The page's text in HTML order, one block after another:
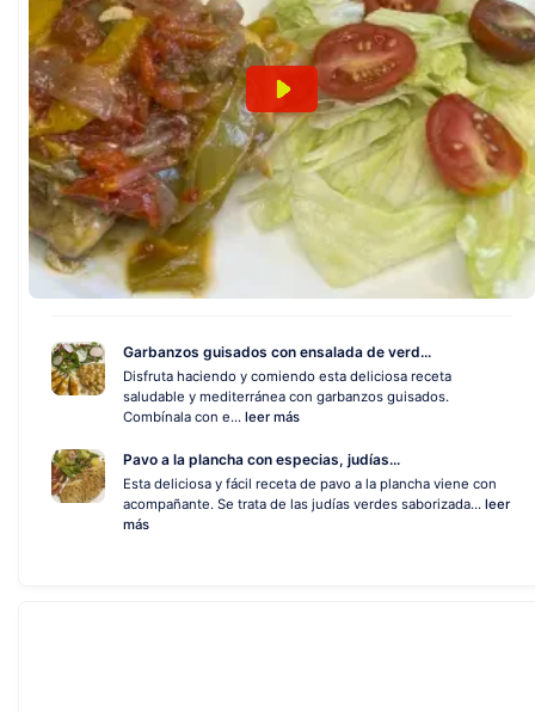
Garbanzos guisados con ensalada de verd...
Disfruta haciendo y comiendo esta deliciosa receta
saludable y mediterránea con garbanzos guisados.
Combínala con e... leer más
Pavo a la plancha con especias, judías...
Esta deliciosa y fácil receta de pavo a la plancha viene con
acompañante. Se trata de las judías verdes saborizada... leer
más